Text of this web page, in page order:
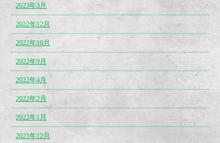
2023年3月
2022年12月
2022年10月
2022年9月
2022年4月
2022年2月
2022年1月
2021年12月